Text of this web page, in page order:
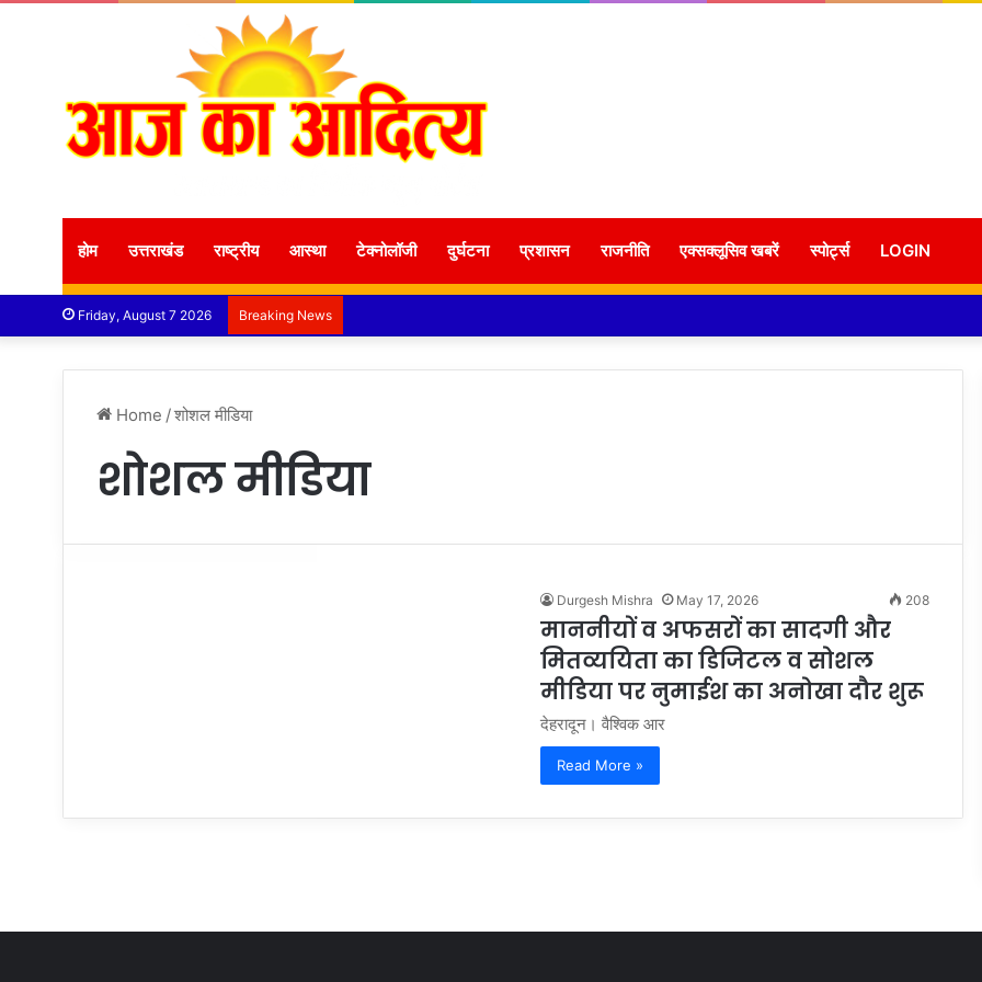
होम उत्तराखंड राष्ट्रीय आस्था टेक्नोलॉजी दुर्घटना प्रशासन राजनीति एक्सक्लूसिव खबरें स्पोर्ट्स LOGIN
Friday, August 7 2026 Breaking News
Home /शोशल मीडिया
शोशल मीडिया
Durgesh Mishra May 17, 2026 208
माननीयों व अफसरों का सादगी और
मितव्ययिता का डिजिटल व सोशल
मीडिया पर नुमाईश का अनोखा दौर शुरू
देहरादून। वैश्विक आर
Read More »